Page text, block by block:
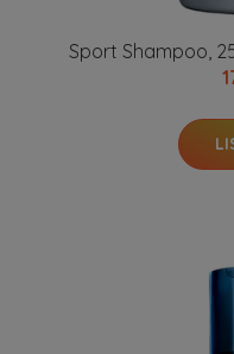
Sport Shampoo,